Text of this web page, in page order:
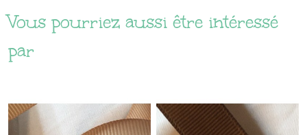
Vous pourriez aussi être intéressé
par